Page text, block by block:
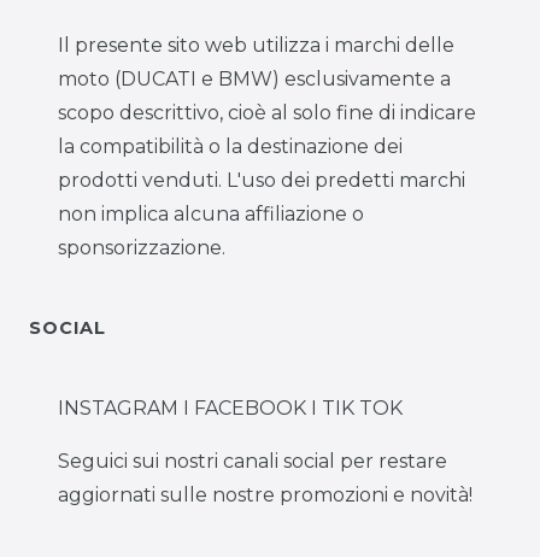
Il presente sito web utilizza i marchi delle
moto (DUCATI e BMW) esclusivamente a
scopo descrittivo, cioè al solo fine di indicare
la compatibilità o la destinazione dei
prodotti venduti. L'uso dei predetti marchi
non implica alcuna affiliazione o
sponsorizzazione.
SOCIAL
INSTAGRAM I FACEBOOK I TIK TOK
Seguici sui nostri canali social per restare
aggiornati sulle nostre promozioni e novità!